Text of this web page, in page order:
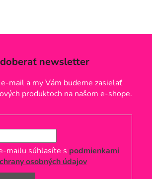
newsletter
mail a my Vám budeme zasielať
produktoch na našom e-shope.
mailu súhlasíte s podmienkami
osobných údajov